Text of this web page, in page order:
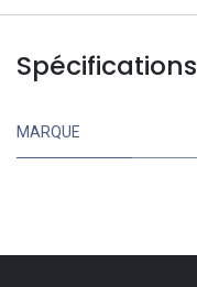
Spécifications
MARQUE